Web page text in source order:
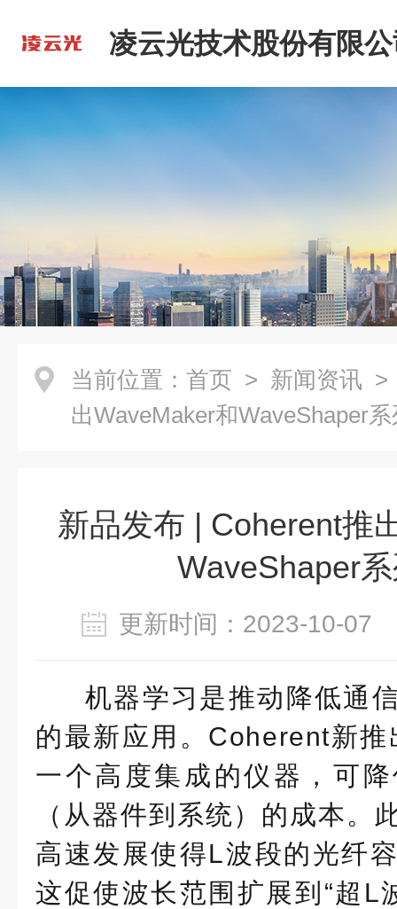
凌云光技术股份有限
当前位置： 首页 > 新闻资讯 >
出WaveMaker和WaveShaper
新品发布 | Coherent推
WaveShaper
更新时间：2023-10-
机器学习是推动降低通
的最新应用。Coherent新
一个高度集成的仪器，可
（从器件到系统）的成本。
高速发展使得L波段的光纤
这促使波长范围扩展到“超L